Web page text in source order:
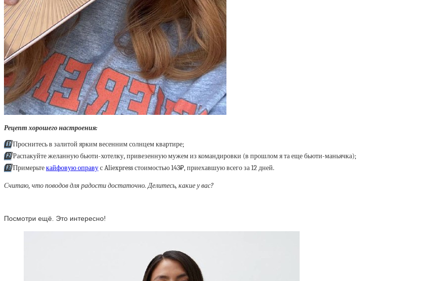
Рецепт хорошего настроения:
1️⃣Проснитесь в залитой ярким весенним солнцем квартире;
2️⃣Распакуйте желанную бьюти-хотелку, привезенную мужем из командировки (в прошлом я та еще бьюти-маньячка);
3️⃣Примерьтекайфовую оправус Aliexpress стоимостью 143₽, приехавшую всего за 12 дней.
Считаю, что поводов для радости достаточно. Делитесь, какие у вас?
Посмотри ещё. Это интересно!